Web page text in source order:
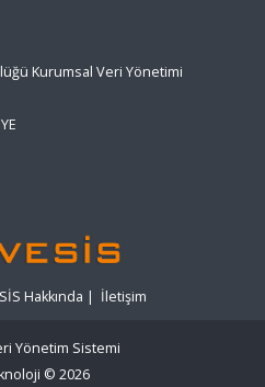
Kurumsal Veri Yönetimi
Hakkında | İletişim
Yönetim Sistemi
© 2026